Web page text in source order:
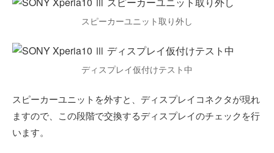
スピーカーユニット取り外し
ディスプレイ仮付けテスト中
スピーカーユニットを外すと、ディスプレイコネクタが現れ
ますので、この段階で交換するディスプレイのチェックを行
います。